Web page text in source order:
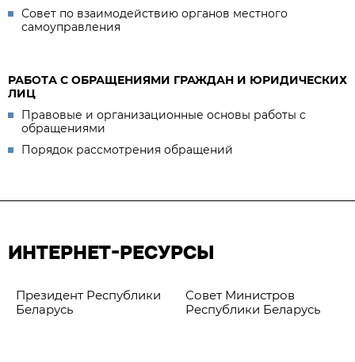
Совет по взаимодействию органов местного
самоуправления
РАБОТА С ОБРАЩЕНИЯМИ ГРАЖДАН И ЮРИДИЧЕСКИХ
ЛИЦ
Правовые и организационные основы работы с
обращениями
Порядок рассмотрения обращений
ИНТЕРНЕТ-РЕСУРСЫ
Президент Республики
Беларусь
Совет Министров
Республики Беларусь